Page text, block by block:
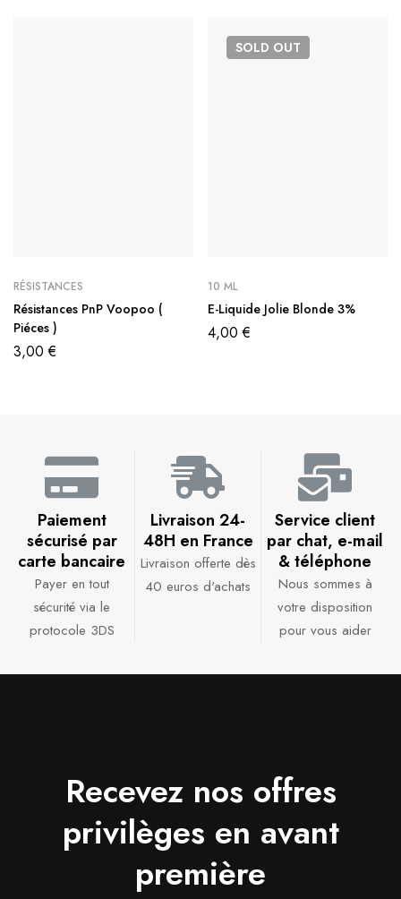
RÉSISTANCES
Résistances PnP Voopoo (
Piéces )
3,00€
SOLD OUT
10 ML
E-Liquide Jolie Blonde 3%
4,00€
Paiement
sécurisé par
carte bancaire​
Payer en tout
sécurité via le
protocole 3DS
Livraison 24-
48H en France​
Livraison offerte dès
40 euros d'achats​
Service client
par chat, e-mail
& téléphone​
Nous sommes à
votre disposition
pour vous aider​
Recevez nos offres
privilèges en avant
première